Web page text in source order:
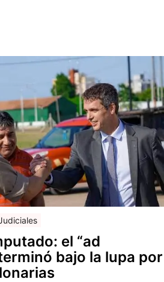
el “ad
bajo la lupa por